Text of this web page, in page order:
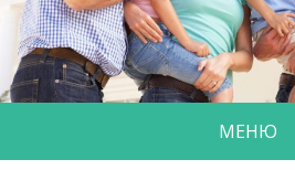
МЕНЮ